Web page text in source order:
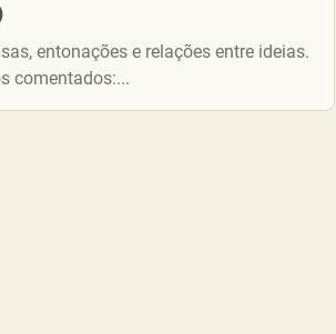
entonações e relações entre ideias.
comentados:...